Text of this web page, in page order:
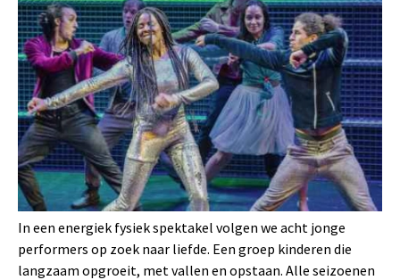
In een energiek fysiek spektakel volgen we acht jonge
performers op zoek naar liefde. Een groep kinderen die
langzaam opgroeit, met vallen en opstaan. Alle seizoenen